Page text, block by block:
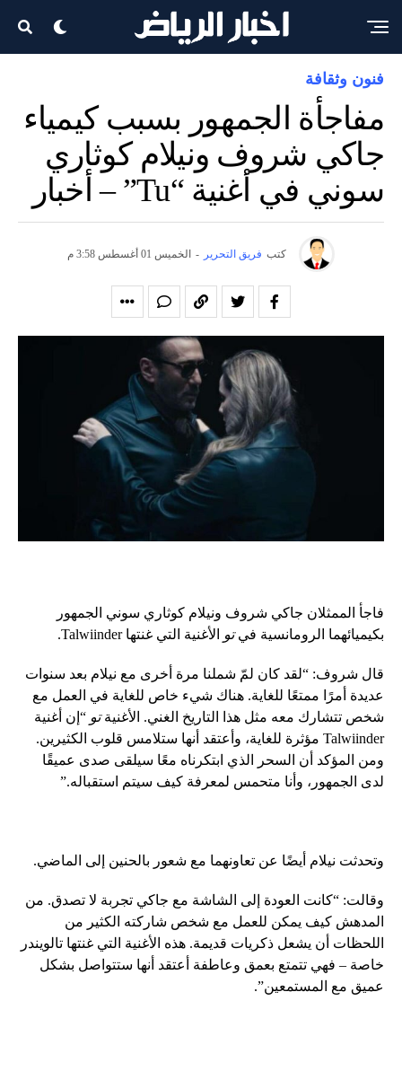
فنون وثقافة
مفاجأة الجمهور بسبب كيمياء
جاكي شروف ونيلام كوثاري
سوني في أغنية “Tu” – أخبار
كتب فريق التحرير - الخميس 01 أغسطس 3:58 م
فاجأ الممثلان جاكي شروف ونيلام كوثاري سوني الجمهور
بكيميائهما الرومانسية فيتو الأغنية التي غنتها Talwiinder.
قال شروف: “لقد كان لمّ شملنا مرة أخرى مع نيلام بعد سنوات
عديدة أمرًا ممتعًا للغاية. هناك شيء خاص للغاية في العمل مع
شخص تتشارك معه مثل هذا التاريخ الغني. الأغنيةتو “إن أغنية
Talwiinder مؤثرة للغاية، وأعتقد أنها ستلامس قلوب الكثيرين.
ومن المؤكد أن السحر الذي ابتكرناه معًا سيلقى صدى عميقًا
لدى الجمهور، وأنا متحمس لمعرفة كيف سيتم استقباله.”
وتحدثت نيلام أيضًا عن تعاونهما مع شعور بالحنين إلى الماضي.
وقالت: “كانت العودة إلى الشاشة مع جاكي تجربة لا تصدق. من
المدهش كيف يمكن للعمل مع شخص شاركته الكثير من
اللحظات أن يشعل ذكريات قديمة. هذه الأغنية التي غنتها تالويندر
خاصة – فهي تتمتع بعمق وعاطفة أعتقد أنها ستتواصل بشكل
عميق مع المستمعين”.